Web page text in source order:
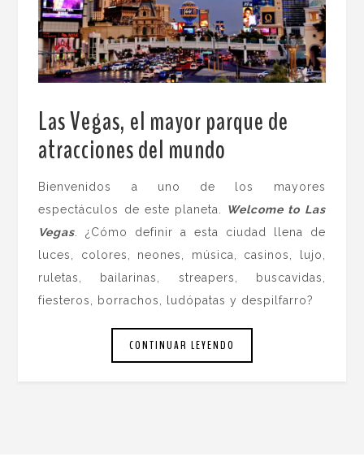
Las Vegas, el mayor parque de
atracciones del mundo
Bienvenidos a uno de los mayores
espectáculos de este planeta.
Welcome to Las
Vegas . ¿Cómo definir a esta ciudad llena de
luces, colores, neones, música, casinos, lujo,
ruletas, bailarinas, streapers, buscavidas,
fiesteros, borrachos, ludópatas y despilfarro?
CONTINUAR LEYENDO